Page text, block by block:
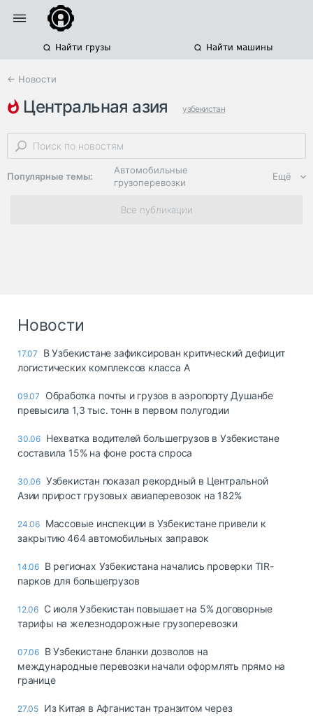
Найти грузы Найти машины
← Новости
центральная азия узбекистан
международные автоперевозки iru
Популярные темы:
Автомобильные
грузоперевозки
Региональная
логистика
опасные грузы
страхование
Склады и
грузовые
Коммерческий
транспорт
Спецтехника
запчасти, шины
Топливо, масла и
Ещё
Все публикации
Новости
17.07
В Узбекистане зафиксирован критический дефицит
логистических комплексов класса А
09.07
Обработка почты и грузов в аэропорту Душанбе
превысила 1,3 тыс. тонн в первом полугодии
30.06 Нехватка водителей большегрузов в Узбекистане
составила 15% на фоне роста спроса
30.06 Узбекистан показал рекордный в Центральной
Азии прирост грузовых авиаперевозок на 182%
24.06 Массовые инспекции в Узбекистане привели к
закрытию 464 автомобильных заправок
14.06 В регионах Узбекистана начались проверки TIR-
парков для большегрузов
12.06 С июля Узбекистан повышает на 5% договорные
тарифы на железнодорожные грузоперевозки
07.06 В Узбекистане бланки дозволов на
международные перевозки начали оформлять прямо на
границе
27.05 Из Китая в Афганистан транзитом через